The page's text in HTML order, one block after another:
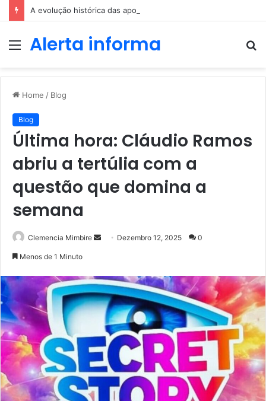
A evolução histórica das apostas ao longo dos séculos
MenuAlerta informa
Home / Blog
Blog
Última hora: Cláudio Ramos
abriu a tertúlia com a
questão que domina a
semana
Clemencia Mimbire
Send Dezembro 12, 2025 0
Menos de 1 Minuto